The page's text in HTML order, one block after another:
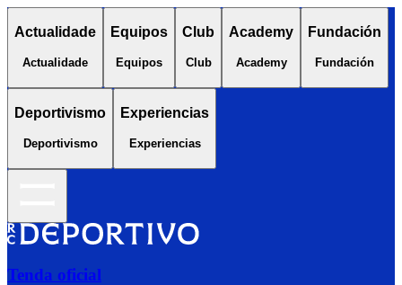
Actualidade
Actualidade
Equipos
Equipos
Club
Club
Academy
Academy
Fundación
Fundación
Deportivismo
Deportivismo
Experiencias
Experiencias
Tenda oficial